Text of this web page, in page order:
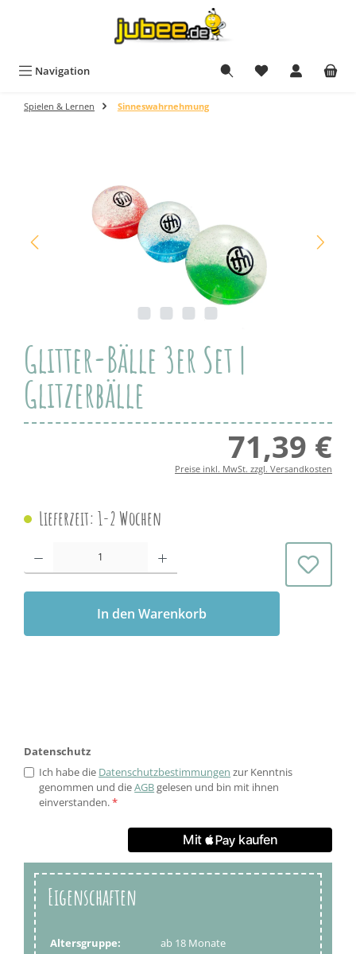
Navigation
Spielen & Lernen Sinneswahrnehmung
Glitter-Bälle 3er Set |
Glitzerbälle
71,39 €
Preise inkl. MwSt. zzgl. Versandkosten
Lieferzeit: 1-2 Wochen
Produkt Anzahl: Gib den gewünschten Wert ein oder benutze die
In den Warenkorb
Datenschutz
Ich habe die Datenschutzbestimmungen zur Kenntnis
genommen und dieAGBgelesen und bin mit ihnen
einverstanden.*
Eigenschaften
Altersgruppe:
ab 18 Monate